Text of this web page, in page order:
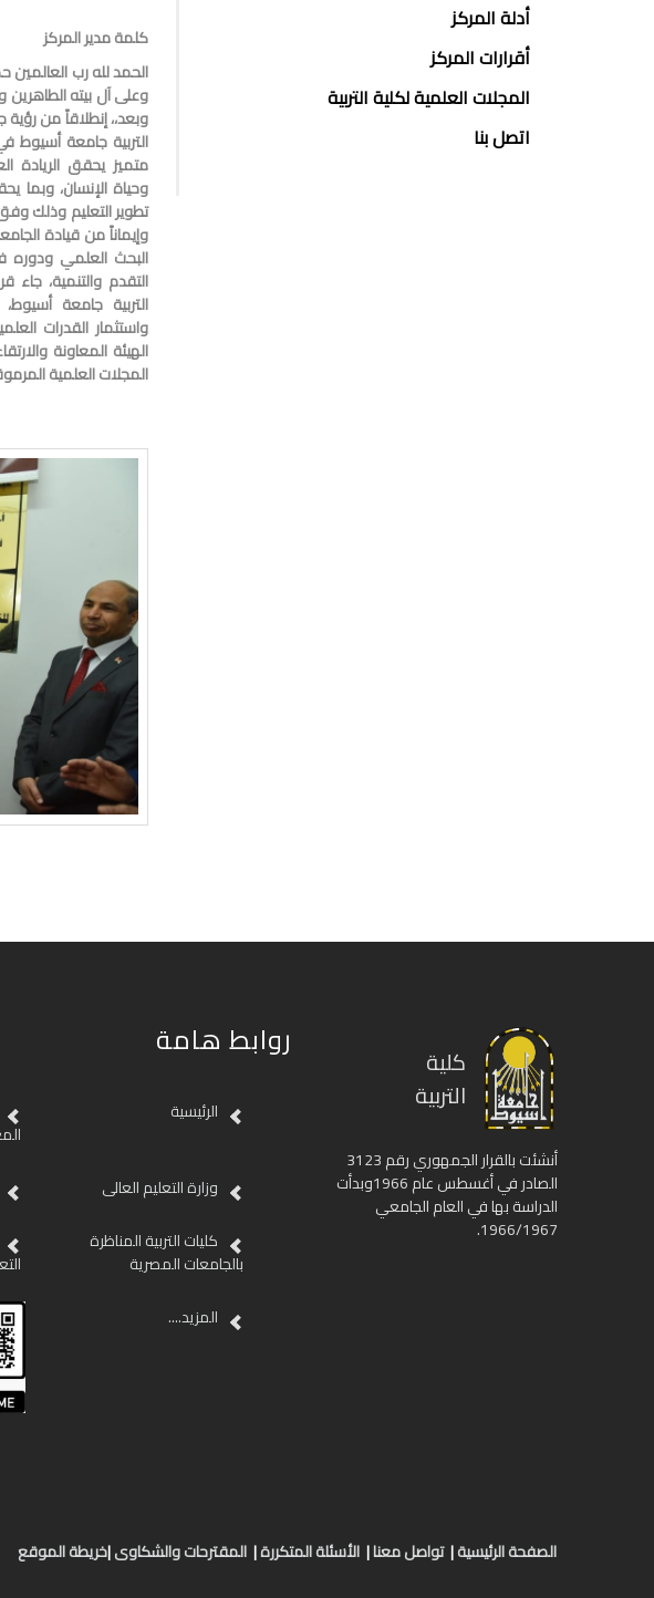
كلمة مدير المركز
الحمد لله رب العالمين
وعلى آل بيته الطاهرين
وبعد،، إنطلاقاً من
التربية جامعة أسيوط
متميز يحقق الريادة
وحياة الإنسان، وبما
تطوير التعليم وذلك
وإيماناً من قيادة
البحث العلمي ودوره
التقدم والتنمية، جاء
التربية جامعة
واستثمار القدرات
الهيئة المعاونة
المجلات العلمية
أدلة المركز
أقرارات المركز
المجلات العلمية لكلية التربية
اتصل بنا
كلية
التربية
أنشئت بالقرار الجمهوري رقم 3123
الصادر في أغسطس عام 1966وبدأت
الدراسة بها في العام الجامعي
1966/1967.
روابط هامة
الرئيسية
وزارة التعليم العالى
كليات التربية المناظرة
بالجامعات المصرية
المزيد....
الصفحة الرئيسية|تواصل معنا| الأسئلة المتكررة| المقترحات والشكاوى|خريطة الموقع